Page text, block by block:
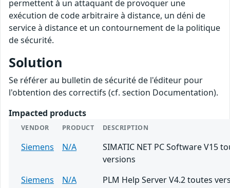
permettent à un attaquant de provoquer une
exécution de code arbitraire à distance, un déni de
service à distance et un contournement de la politique
de sécurité.
Solution
Se référer au bulletin de sécurité de l'éditeur pour
l'obtention des correctifs (cf. section Documentation).
Impacted products
VENDOR PRODUCT DESCRIPTION
Siemens N/A
SIMATIC NET PC Software V15
versions
Siemens
N/A
PLM Help Server V4.2 toutes